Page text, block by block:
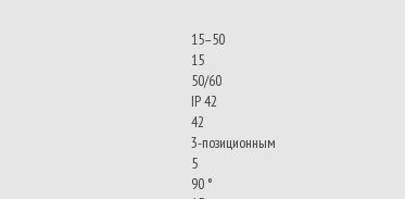
15–50
15
50/60
IP 42
42
3-позиционным
5
90 °